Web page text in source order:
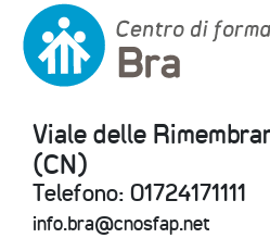
Viale delle
(CN)
Telefono: 01724171111
info.bra@cnosfap.net